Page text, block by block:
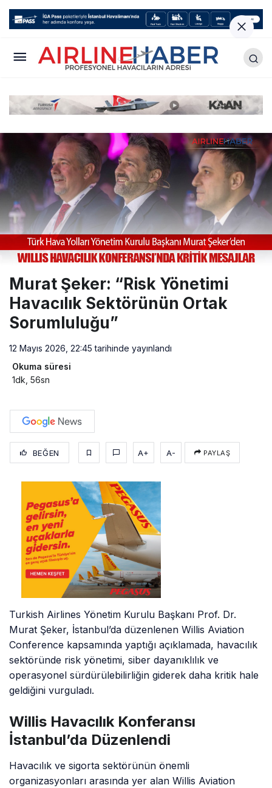
Murat Şeker: “Risk Yönetimi
Havacılık Sektörünün Ortak
Sorumluluğu”
12 Mayıs 2026, 22:45 tarihinde yayınlandı
Okuma süresi
1dk, 56sn
BEĞEN A+ A- PAYLAŞ
Turkish Airlines Yönetim Kurulu Başkanı Prof. Dr.
Murat Şeker, İstanbul’da düzenlenen Willis Aviation
Conference kapsamında yaptığı açıklamada, havacılık
sektöründe risk yönetimi, siber dayanıklılık ve
operasyonel sürdürülebilirliğin giderek daha kritik hale
geldiğini vurguladı.
Willis Havacılık Konferansı
İstanbul’da Düzenlendi
Havacılık ve sigorta sektörünün önemli
organizasyonları arasında yer alan Willis Aviation